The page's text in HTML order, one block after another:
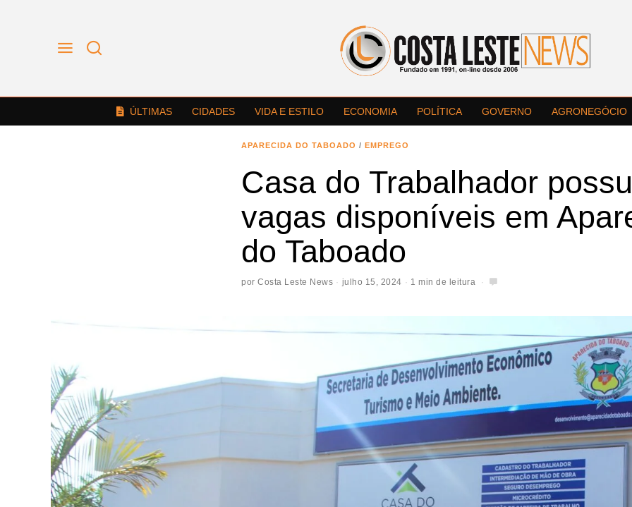
ÚLTIMAS CIDADES VIDA E ESTILO ECONOMIA POLÍTICA GOVERNO AGRONEGÓCIO
APARECIDA DO TABOADO / EMPREGO
Casa do Trabalhador
vagas disponíveis em
do Taboado
por Costa Leste News julho 15, 2024 1 min de leitura